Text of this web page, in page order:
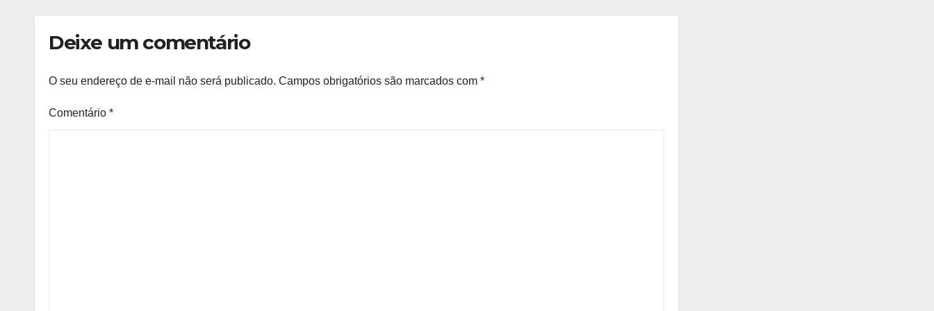
Deixe um comentário
O seu endereço de e-mail não será publicado. Campos obrigatórios são marcados com *
Comentário *